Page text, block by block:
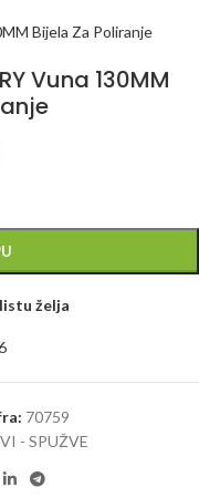
Vuna 130MM
želja
70759
- SPUŽVE